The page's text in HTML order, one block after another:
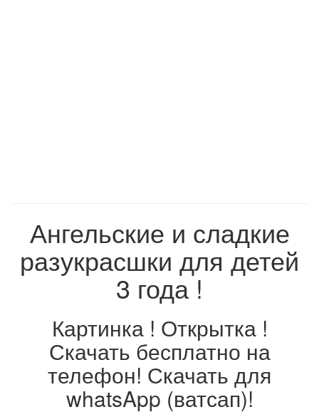
Ангельские и сладкие
разукрасшки для детей
3 года !
Картинка ! Открытка !
Скачать бесплатно на
телефон! Скачать для
whatsApp (ватсап)!